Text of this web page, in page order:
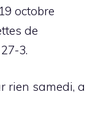
octobre
de
3.
rien samedi, a